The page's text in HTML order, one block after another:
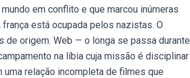
em conflito e que marcou inúmeras
está ocupada pelos nazistas. O
de origem. Web — o longa se passa durante
na líbia cuja missão é disciplinar
relação incompleta de filmes que